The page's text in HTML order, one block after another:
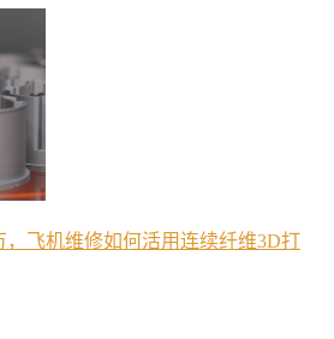
，飞机维修如何活用连续纤维3D打